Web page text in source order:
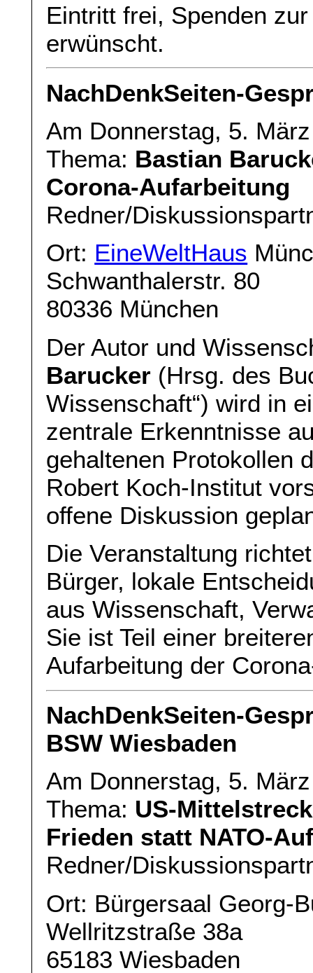
Eintritt frei, Spenden
erwünscht.
NachDenkSeiten-
Am Donnerstag, 5.
Thema: Bastian
Corona-Aufarbeitung
Redner/
Ort: EineWeltHaus
Schwanthalerstr. 80
80336 München
Der Autor und
Barucker (Hrsg. des
Wissenschaft“) wird in
zentrale Erkenntnisse
gehaltenen Protokollen
Robert Koch-Institut
offene Diskussion
Die Veranstaltung
Bürger, lokale
aus Wissenschaft,
Sie ist Teil einer
Aufarbeitung der
NachDenkSeiten-
BSW Wiesbaden
Am Donnerstag, 5.
Thema: US-
Frieden statt NATO-
Redner/
Ort: Bürgersaal Georg-
Wellritzstraße 38a
65183 Wiesbaden